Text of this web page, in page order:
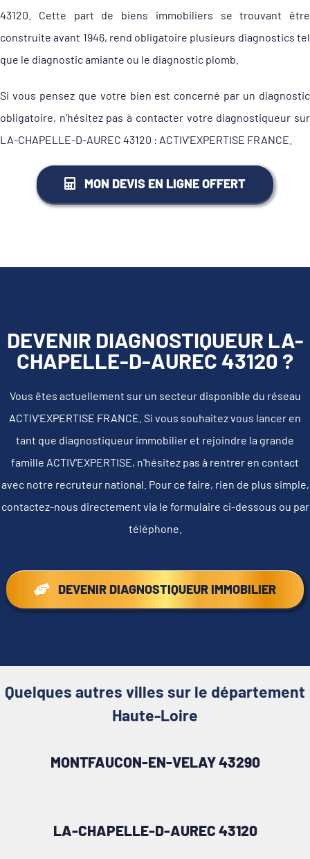
43120. Cette part de biens immobiliers se trouvant être
construite avant 1946, rend obligatoire plusieurs diagnostics tel
que le diagnostic amiante ou le diagnostic plomb.
Si vous pensez que votre bien est concerné par un diagnostic
obligatoire, n'hésitez pas à contacter votre diagnostiqueur sur
LA-CHAPELLE-D-AUREC 43120 : ACTIV'EXPERTISE FRANCE.
MON DEVIS EN LIGNE OFFERT
DEVENIR DIAGNOSTIQUEUR LA-
CHAPELLE-D-AUREC 43120 ?
Vous êtes actuellement sur un secteur disponible du réseau
ACTIV'EXPERTISE FRANCE. Si vous souhaitez vous lancer en
tant que diagnostiqueur immobilier et rejoindre la grande
famille ACTIV'EXPERTISE, n'hésitez pas à rentrer en contact
avec notre recruteur national. Pour ce faire, rien de plus simple,
contactez-nous directement via le formulaire ci-dessous ou par
téléphone.
DEVENIR DIAGNOSTIQUEUR IMMOBILIER
Quelques autres villes sur le département
Haute-Loire
MONTFAUCON-EN-VELAY 43290
LA-CHAPELLE-D-AUREC 43120